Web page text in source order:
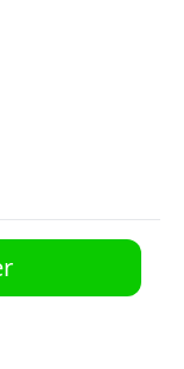
6 mètres